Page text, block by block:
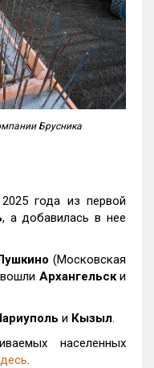
Брусника
года из первой
, а добавилась в нее
(Московская
Архангельски
и Кызыл.
населенных
.